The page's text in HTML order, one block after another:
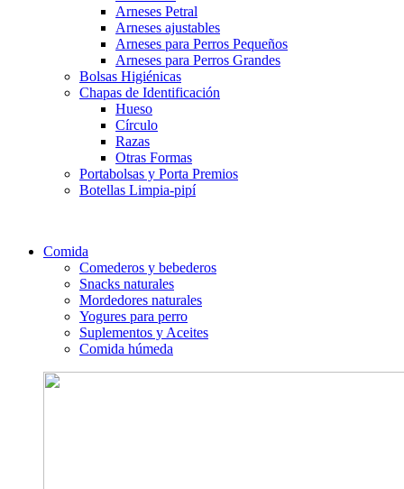
Arneses Petral
Arneses ajustables
Arneses para Perros Pequeños
Arneses para Perros Grandes
Bolsas Higiénicas
Chapas de Identificación
Hueso
Círculo
Razas
Otras Formas
Portabolsas y Porta Premios
Botellas Limpia-pipí
Comida
Comederos y bebederos
Snacks naturales
Mordedores naturales
Yogures para perro
Suplementos y Aceites
Comida húmeda